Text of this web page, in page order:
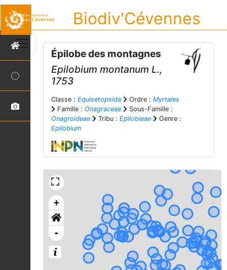
Biodiv'Cévennes
Épilobe des montagnes
Epilobium montanum L.,
1753
Classe : Equisetopsida Ordre : Myrtales
Famille : Onagraceae
Sous-Famille :
Onagroideae
Tribu : Epilobieae
Genre :
Epilobium
+
-